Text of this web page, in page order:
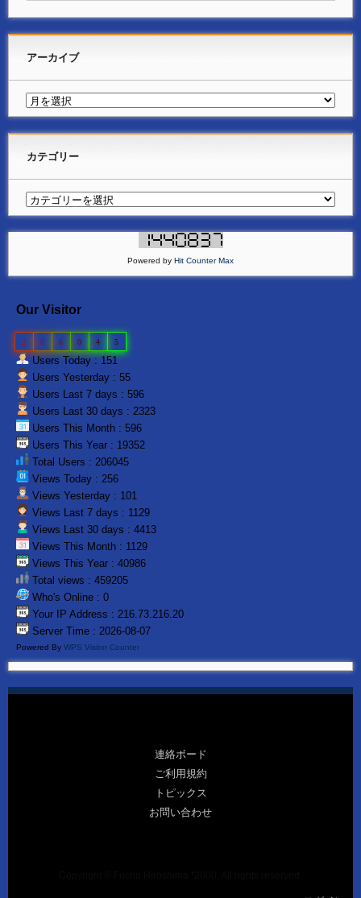
アーカイブ
カテゴリー
Powered by Hit Counter Max
Our Visitor
2 0 6 0 4 5
Users Today : 151
Users Yesterday : 55
Users Last 7 days : 596
Users Last 30 days : 2323
Users This Month : 596
Users This Year : 19352
Total Users : 206045
Views Today : 256
Views Yesterday : 101
Views Last 7 days : 1129
Views Last 30 days : 4413
Views This Month : 1129
Views This Year : 40986
Total views : 459205
Who's Online : 0
Your IP Address : 216.73.216.20
Server Time : 2026-08-07
Powered By WPS Visitor Counter
連絡ボード
ご利用規約
トピックス
お問い合わせ